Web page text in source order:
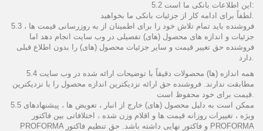
5.2 این اطلاعات بانکی ما است:
لطفاً برای ادامه کار از جزئیات بانکی ما بخواهید.
5.3 فروشنده باید تمام تلاش خود را برای اطمینان از به روزرسانی قیمت ها ،
جزئیات و اندازه های محصول (های) تفصیلی در وب سایت انجام دهد اما
فروشنده حق تغییر قیمت و سایر جزئیات محصول (های) را بدون اطلاع قبلی
دارد.
5.4 همه اندازه (ها) محصولات دقیقاً با توضیحات ارائه شده در وب سایت
مطابقت ندارند. فروشنده حق ارائه نزدیکترین اندازه محصول را با نزدیکترین
قیمت برای خود محفوظ است.
5.5 ممکن است به دلیل محصول (های) خارج از انبار ، تعویض ها ، پیشنهادهای
ویژه ، تغییرات روزانه قیمت ها و اقلام وزن شده ، اختلافاتی بین فاکتور
PROFORMA و فاکتور نهایی داشته باشد. حق تنظیم فاکتور PROFORMA